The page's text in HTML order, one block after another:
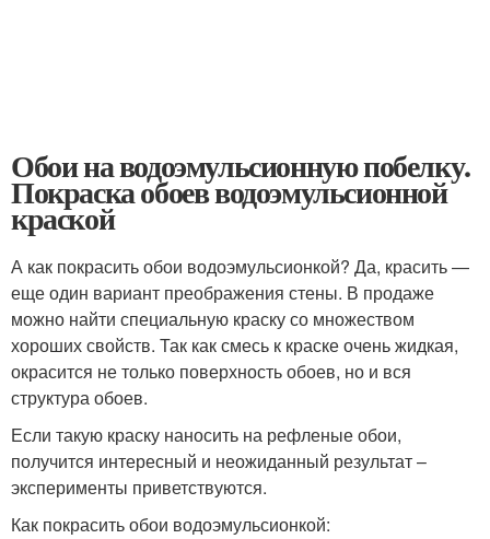
Обои на водоэмульсионную побелку.
Покраска обоев водоэмульсионной
краской
А как покрасить обои водоэмульсионкой? Да, красить —
еще один вариант преображения стены. В продаже
можно найти специальную краску со множеством
хороших свойств. Так как смесь к краске очень жидкая,
окрасится не только поверхность обоев, но и вся
структура обоев.
Если такую краску наносить на рефленые обои,
получится интересный и неожиданный результат –
эксперименты приветствуются.
Как покрасить обои водоэмульсионкой: